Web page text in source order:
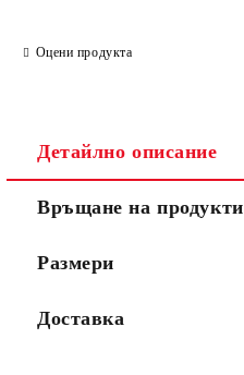
Оцени продукта
Детайлно описание
Връщане на продукти
Размери
Доставка